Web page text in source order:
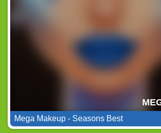
Mega Makeup - Seasons Best